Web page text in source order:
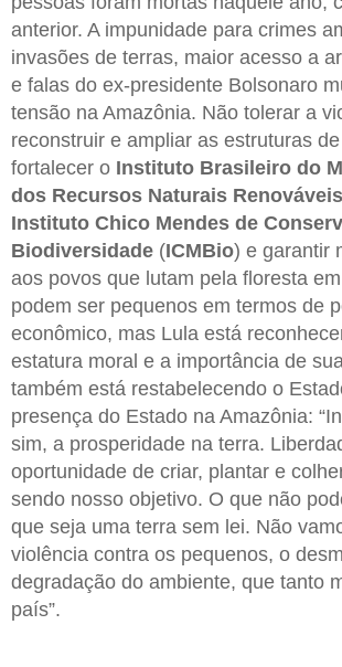
anterior. A impunidade para crimes
invasões de terras, maior acesso a
e falas do ex-presidente Bolsonaro
tensão na Amazônia. Não tolerar a
reconstruir e ampliar as estruturas
fortalecer o Instituto Brasileiro do
dos Recursos Naturais Renováveis
Instituto Chico Mendes de
Biodiversidade (ICMBio) e garantir
aos povos que lutam pela floresta
podem ser pequenos em termos de
econômico, mas Lula está
estatura moral e a importância de
também está restabelecendo o
presença do Estado na Amazônia:
sim, a prosperidade na terra.
oportunidade de criar, plantar e
sendo nosso objetivo. O que não
que seja uma terra sem lei. Não
violência contra os pequenos, o
degradação do ambiente, que tanto
país”.